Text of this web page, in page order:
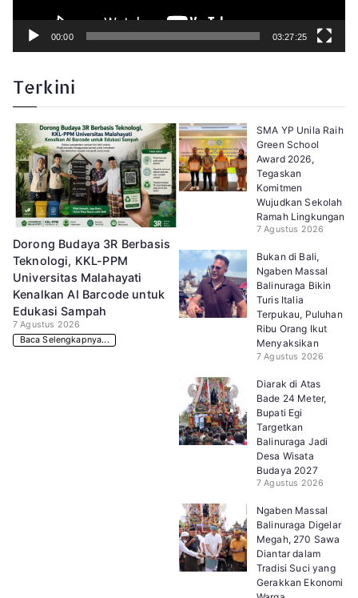
00:00 03:27:25
Terkini
Dorong Budaya 3R Berbasis
Teknologi, KKL-PPM
Universitas Malahayati
Kenalkan AI Barcode untuk
Edukasi Sampah
7 Agustus 2026
Baca Selengkapnya...
SMA YP Unila Raih
Green School
Award 2026,
Tegaskan
Komitmen
Wujudkan Sekolah
Ramah Lingkungan
7 Agustus 2026
Bukan di Bali,
Ngaben Massal
Balinuraga Bikin
Turis Italia
Terpukau, Puluhan
Ribu Orang Ikut
Menyaksikan
7 Agustus 2026
Diarak di Atas
Bade 24 Meter,
Bupati Egi
Targetkan
Balinuraga Jadi
Desa Wisata
Budaya 2027
7 Agustus 2026
Ngaben Massal
Balinuraga Digelar
Megah, 270 Sawa
Diantar dalam
Tradisi Suci yang
Gerakkan Ekonomi